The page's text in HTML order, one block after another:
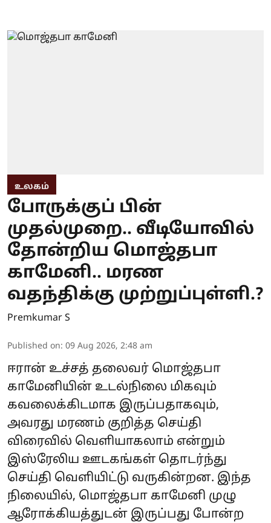
உலகம்
போருக்குப் பின்
முதல்முறை.. வீடியோவில்
தோன்றிய மொஜ்தபா
காமேனி.. மரண
வதந்திக்கு முற்றுப்புள்ளி.?
Premkumar S
Published on: 09 Aug 2026, 2:48 am
ஈரான் உச்சத் தலைவர் மொஜ்தபா
காமேனியின் உடல்நிலை மிகவும்
கவலைக்கிடமாக இருப்பதாகவும்,
அவரது மரணம் குறித்த செய்தி
விரைவில் வெளியாகலாம் என்றும்
இஸ்ரேலிய ஊடகங்கள் தொடர்ந்து
செய்தி வெளியிட்டு வருகின்றன. இந்த
நிலையில், மொஜ்தபா காமேனி முழு
ஆரோக்கியத்துடன் இருப்பது போன்ற